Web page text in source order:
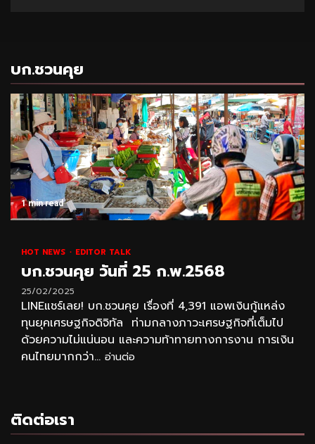
บก.ชวนคุย
1 min read
HOT NEWS EDITOR TALK
บก.ชวนคุย วันที่ 25 ก.พ.2568
25/02/2025
LINEแชร์เลย! บก.ชวนคุย เรื่องที่ 4,391 แอพเงินกู้แหล่ง
ทุนยุคเศรษฐกิจดิจิทัล ท่ามกลางภาวะเศรษฐกิจที่เต็มไป
ด้วยความไม่แน่นอน และความท้าทายทางการงาน การเงิน
คนไทยมากกว่า... อ่านต่อ
ติดต่อเรา